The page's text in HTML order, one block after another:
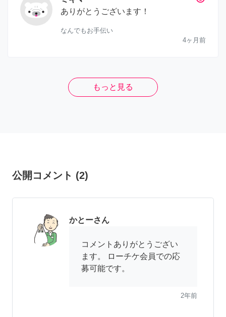
ありがとうございます！
なんでもお手伝い
4ヶ月前
もっと見る
公開コメント (2)
かとーさん
コメントありがとうござい
ます。 ローチケ会員での応
募可能です。
2年前